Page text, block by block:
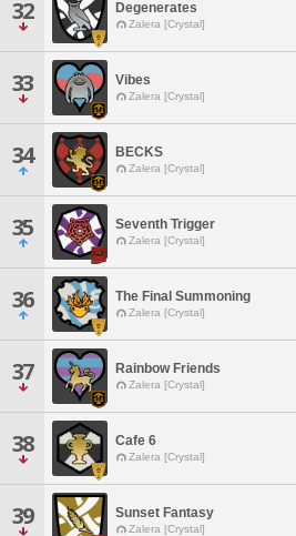
32 Degenerates
Zalera [Crystal]
33 Vibes
Zalera [Crystal]
34 BECKS
Zalera [Crystal]
35 Seventh Trigger
Zalera [Crystal]
36 The Final Summoning
Zalera [Crystal]
37 Rainbow Friends
Zalera [Crystal]
38 Cafe 6
Zalera [Crystal]
39 Sunset Fantasy
Zalera [Crystal]